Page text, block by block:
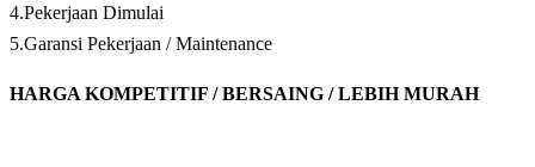
4.Pekerjaan Dimulai
5.Garansi Pekerjaan / Maintenance
HARGA KOMPETITIF / BERSAING / LEBIH MURAH